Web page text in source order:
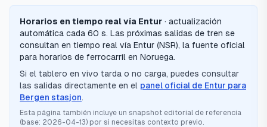
Horarios en tiempo real vía Entur · actualización
automática cada 60 s. Las próximas salidas de tren se
consultan en tiempo real vía Entur (NSR), la fuente oficial
para horarios de ferrocarril en Noruega.
Si el tablero en vivo tarda o no carga, puedes consultar
las salidas directamente en el panel oficial de Entur para
Bergen stasjon.
Esta página también incluye un snapshot editorial de referencia
(base: 2026-04-13) por si necesitas contexto previo.